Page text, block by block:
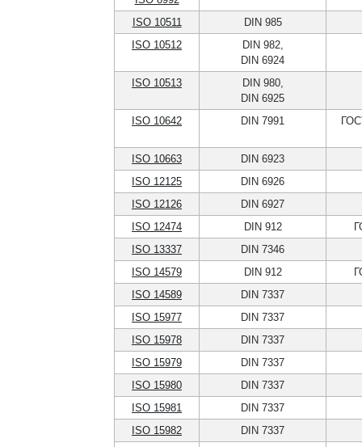
ISO 10511
DIN 985
ISO 10512
DIN 982,
DIN 6924
ISO 10513
DIN 980,
DIN 6925
ISO 10642
DIN 7991
ISO 10663
DIN 6923
ISO 12125
DIN 6926
ISO 12126
DIN 6927
ISO 12474
DIN 912
ISO 13337
DIN 7346
ISO 14579
DIN 912
ISO 14589
DIN 7337
ISO 15977
DIN 7337
ISO 15978
DIN 7337
ISO 15979
DIN 7337
ISO 15980
DIN 7337
ISO 15981
DIN 7337
ISO 15982
DIN 7337